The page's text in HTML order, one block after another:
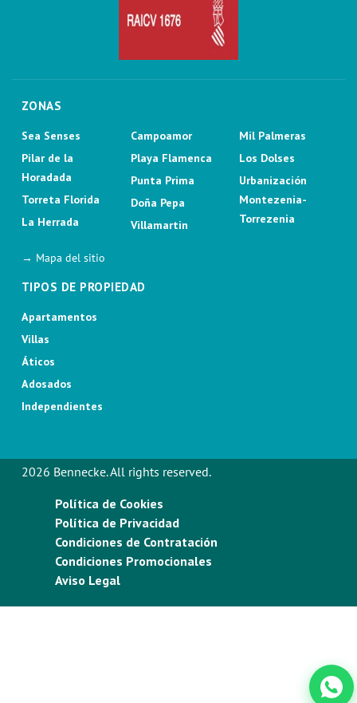
ZONAS
Sea Senses
Pilar de la
Horadada
Torreta Florida
La Herrada
Campoamor
Playa Flamenca
Punta Prima
Doña Pepa
Villamartin
Mil Palmeras
Los Dolses
Urbanización
Montezenia-
Torrezenia
→ Mapa del sitio
TIPOS DE PROPIEDAD
Apartamentos
Villas
Áticos
Adosados
Independientes
2026 Bennecke. All rights reserved.
Política de Cookies
Política de Privacidad
Condiciones de Contratación
Condiciones Promocionales
Aviso Legal